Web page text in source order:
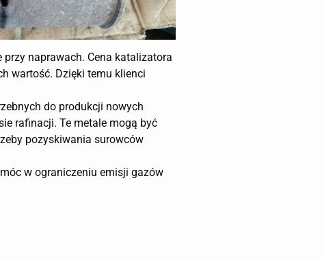
naprawach. Cena katalizatora
wartość. Dzięki temu klienci
do produkcji nowych
rafinacji. Te metale mogą być
pozyskiwania surowców
w ograniczeniu emisji gazów